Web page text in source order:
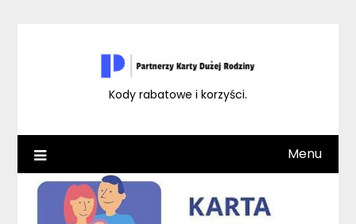
Kody rabatowe i korzyści.
Menu